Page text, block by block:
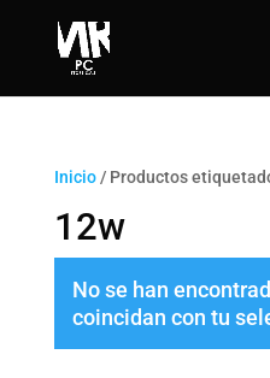
Inicio/ Productos
12w
No se han
coincidan con tu